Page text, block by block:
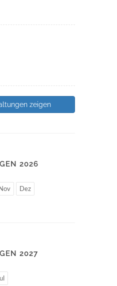
zeigen
2026
Dez
2027